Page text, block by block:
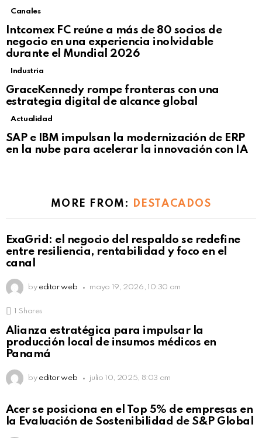
Canales
Intcomex FC reúne a más de 80 socios de
negocio en una experiencia inolvidable
durante el Mundial 2026
Industria
GraceKennedy rompe fronteras con una
estrategia digital de alcance global
Not Safe For Work
Click to view this post
Actualidad
SAP e IBM impulsan la modernización de ERP
en la nube para acelerar la innovación con IA
MORE FROM: DESTACADOS
ExaGrid: el negocio del respaldo se redefine
entre resiliencia, rentabilidad y foco en el
canal
by editor web mayo 19, 2026, 10:30 am
Shares
Alianza estratégica para impulsar la
producción local de insumos médicos en
Panamá
by editor web julio 10, 2025, 8:03 am
Acer se posiciona en el Top 5% de empresas en
la Evaluación de Sostenibilidad de S&P Global